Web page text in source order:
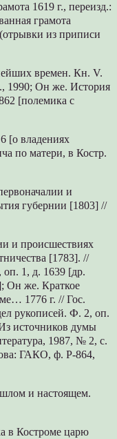
1619 г., переизд.:
грамота
из приписи
времен. Кн. V.
1990; Он же. История
[полемика с
[о владениях
по матери, в Костр.
и
губернии [1803] //
и происшествиях
[1783]. //
1, д. 1639 [др.
Он же. Краткое
1776 г. // Гос.
рукописей. Ф. 2, оп.
источников думы
1987, № 2, с.
ГАКО, ф. Р-864,
и настоящем.
в Костроме царю